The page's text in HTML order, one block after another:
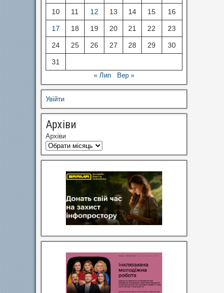
10 11 12 13 14 15 16
17 18 19 20 21 22 23
24 25 26 27 28 29 30
31
« Лип Вер »
Увійти
Архіви
Архіви